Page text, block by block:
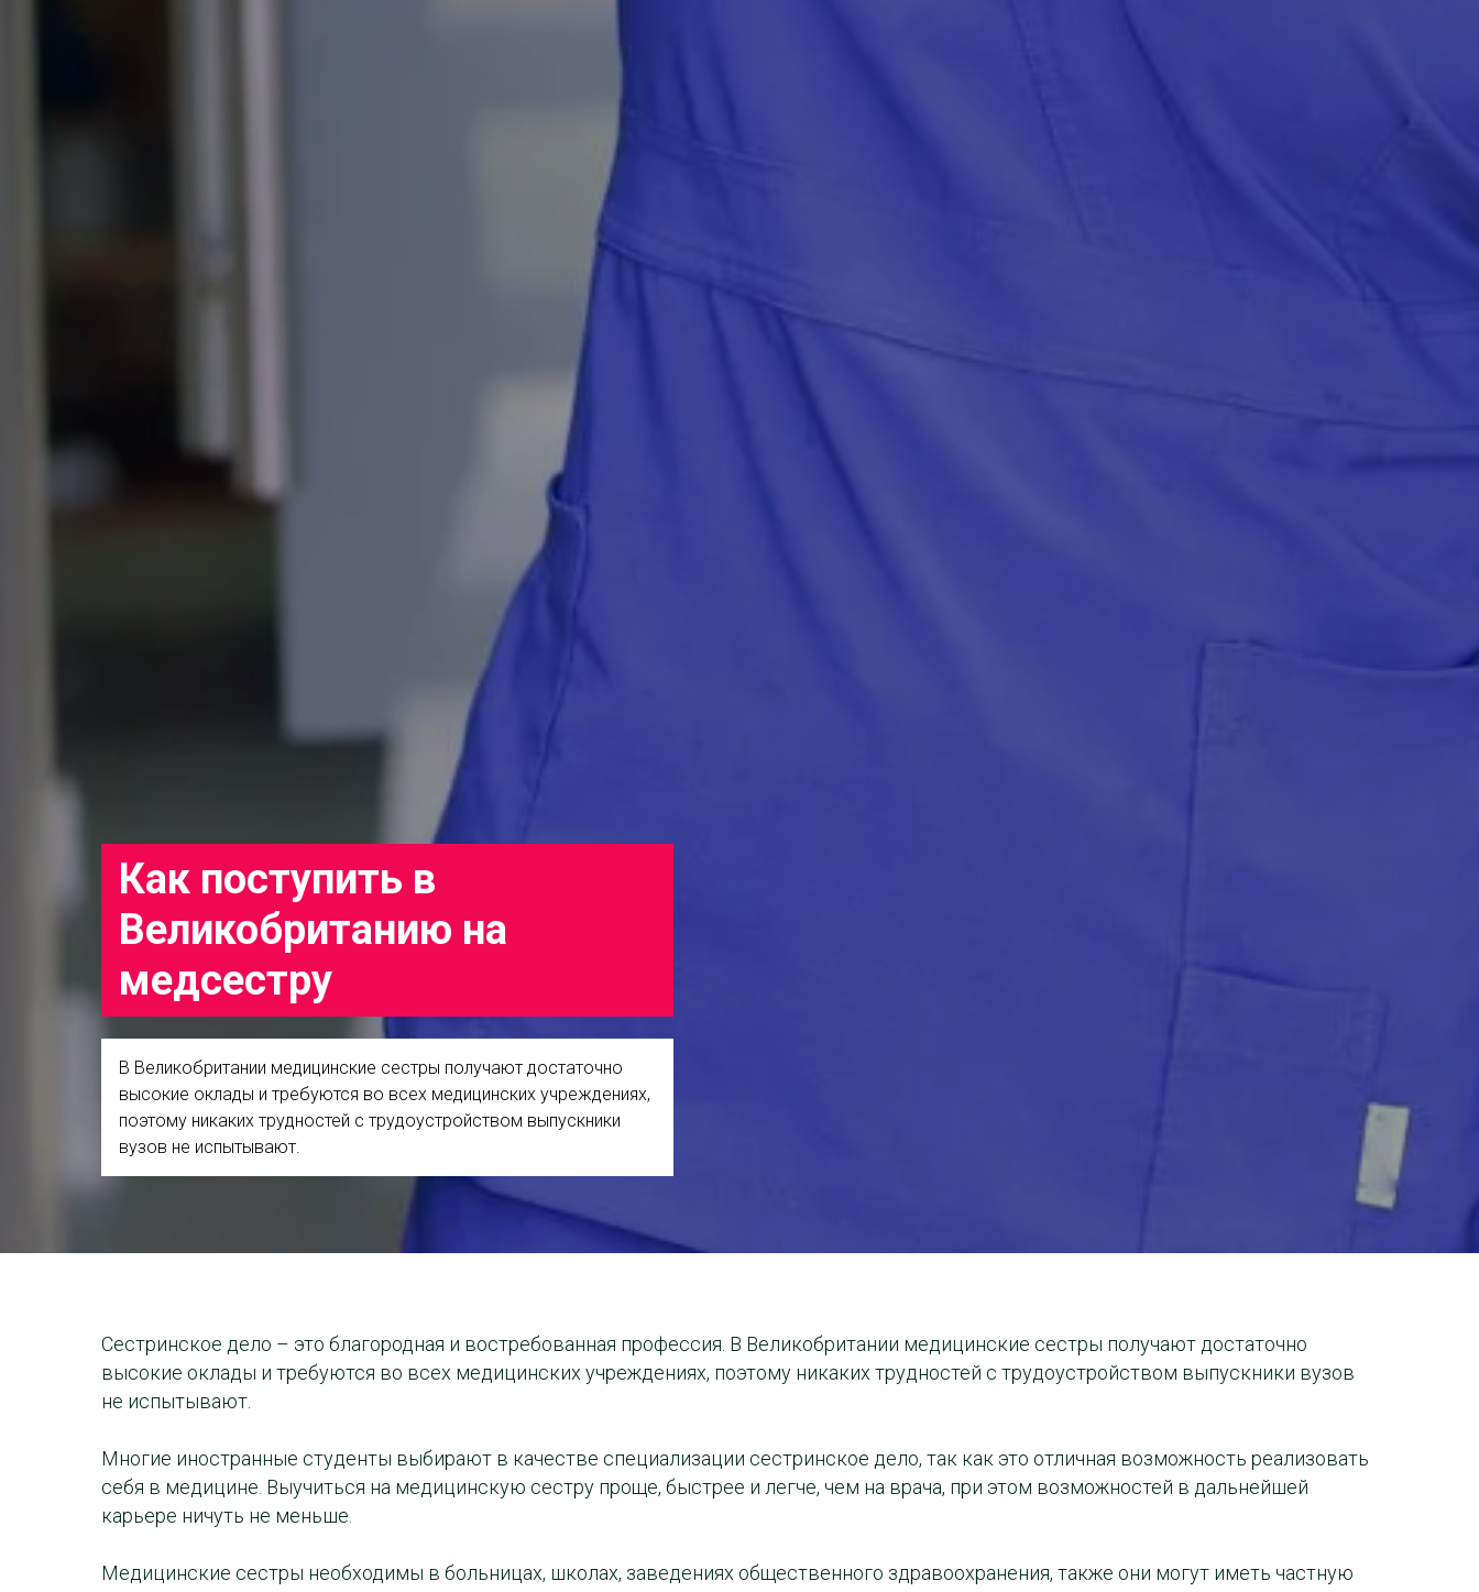
Как поступить в
Великобританию на
медсестру
В Великобритании медицинские сестры получают достаточно
высокие оклады и требуются во всех медицинских учреждениях,
поэтому никаких трудностей с трудоустройством выпускники
вузов не испытывают.
Сестринское дело – это благородная и востребованная профессия. В Великобритании медицинские сестры получают достаточно
высокие оклады и требуются во всех медицинских учреждениях, поэтому никаких трудностей с трудоустройством выпускники вузов
не испытывают.
Многие иностранные студенты выбирают в качестве специализации сестринское дело, так как это отличная возможность реализовать
себя в медицине. Выучиться на медицинскую сестру проще, быстрее и легче, чем на врача, при этом возможностей в дальнейшей
карьере ничуть не меньше.
Медицинские сестры необходимы в больницах, школах, заведениях общественного здравоохранения, также они могут иметь частную